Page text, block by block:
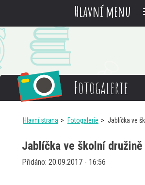
Hlavní menu
Fotogalerie
Hlavní strana Fotogalerie Jablíčka ve
Jablíčka ve školní družině
Přidáno: 20.09.2017 - 16:56